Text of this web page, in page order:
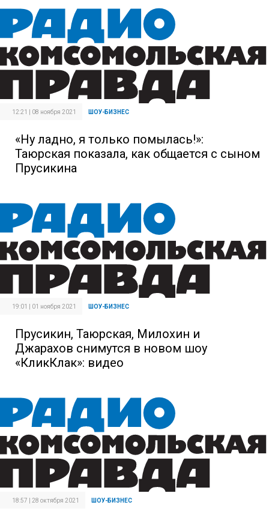
12:21 | 08 ноября 2021 ШОУ-БИЗНЕС
«Ну ладно, я только помылась!»:
Таюрская показала, как общается с сыном
Прусикина
19:01 | 01 ноября 2021 ШОУ-БИЗНЕС
Прусикин, Таюрская, Милохин и
Джарахов снимутся в новом шоу
«КликКлак»: видео
18:57 | 28 октября 2021 ШОУ-БИЗНЕС